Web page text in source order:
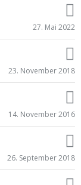
27. Mai 2022
23. November 2018
14. November 2016
26. September 2018